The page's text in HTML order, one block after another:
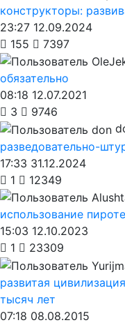
конструкторы:
23:27 12.09.2024
155
7397
обязательно
08:18 12.07.2021
3
9746
разведовательно-
17:33 31.12.2024
1
12349
использование
15:03 12.10.2023
1
23309
развитая
тысяч лет
07:18 08.08.2015